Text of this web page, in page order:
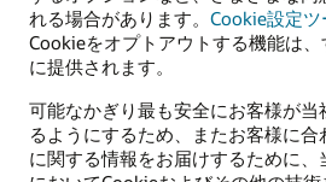
れる場合があります。 Cookie設定ツ
Cookieをオプトアウトする機能は
に提供されます。
可能なかぎり最も安全にお客様が当
るようにするため、またお客様に
に関する情報をお届けするために、